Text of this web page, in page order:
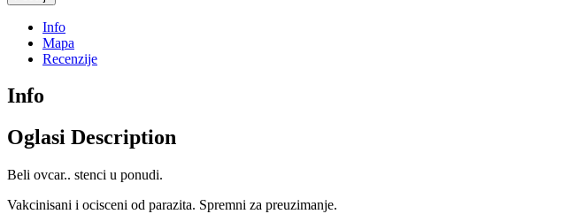
Info
Mapa
Recenzije
Info
Oglasi Description
Beli ovcar.. stenci u ponudi.
Vakcinisani i ocisceni od parazita. Spremni za preuzimanje.